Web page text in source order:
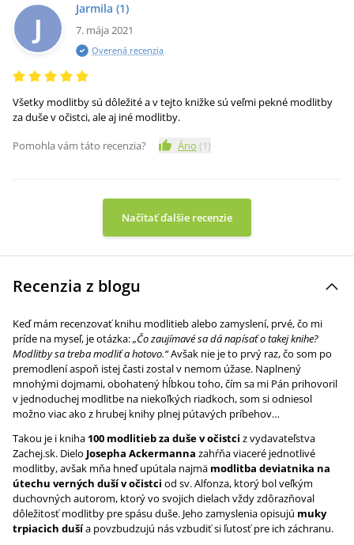
J
Jarmila (1)
7. mája 2021
Overená recenzia
Všetky modlitby sú dôležité a v tejto knižke sú veľmi pekné modlitby
za duše v očistci, ale aj iné modlitby.
Pomohla vám táto recenzia?
Áno (1)
Načítať ďalšie recenzie
Recenzia z blogu
Keď mám recenzovať knihu modlitieb alebo zamyslení, prvé, čo mi
príde na myseľ, je otázka:„Čo zaujímavé sa dá napísať o takej knihe?
Modlitby sa treba modliť a hotovo.“Avšak nie je to prvý raz, čo som po
premodlení aspoň istej časti zostal v nemom úžase. Naplnený
mnohými dojmami, obohatený hĺbkou toho, čím sa mi Pán prihovoril
v jednoduchej modlitbe na niekoľkých riadkoch, som si odniesol
možno viac ako z hrubej knihy plnej pútavých príbehov…
Takou je i kniha 100 modlitieb za duše v očistci z vydavateľstva
Zachej.sk. Dielo Josepha Ackermanna zahŕňa viaceré jednotlivé
modlitby, avšak mňa hneď upútala najmä modlitba deviatnika na
útechu verných duší v očistci od sv. Alfonza, ktorý bol veľkým
duchovných autorom, ktorý vo svojich dielach vždy zdôrazňoval
dôležitosť modlitby pre spásu duše. Jeho zamyslenia opisujú muky
trpiacich dušía povzbudzujú nás vzbudiť si ľutosť pre ich záchranu.